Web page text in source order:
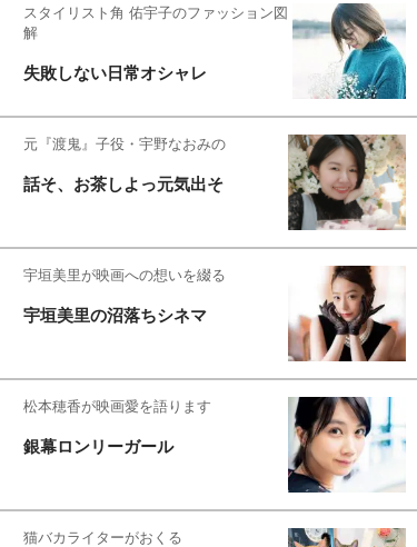
スタイリスト角 佑宇子のファッション図
解
失敗しない日常オシャレ
元『渡鬼』子役・宇野なおみの
話そ、お茶しよっ元気出そ
宇垣美里が映画への想いを綴る
宇垣美里の沼落ちシネマ
松本穂香が映画愛を語ります
銀幕ロンリーガール
猫バカライターがおくる